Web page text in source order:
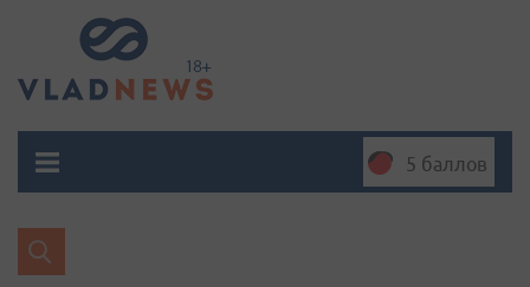
5 баллов